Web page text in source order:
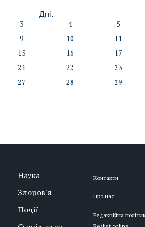
Дні:
3 4 5
9 10 11
15 16 17
21 22 23
27 28 29
Наука
Здоров'я
Події
Контакти
Про нас
Редакційна